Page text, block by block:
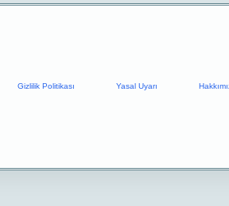
Gizlilik Politikası Yasal Uyarı